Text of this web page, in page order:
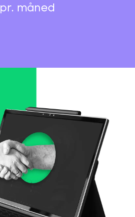
pr. måned